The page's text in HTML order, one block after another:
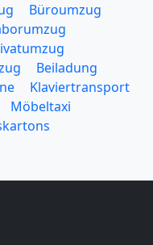
Büroumzug
Beiladung
Klaviertransport
Möbeltaxi